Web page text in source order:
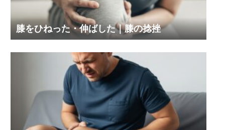
膝をひねった・伸ばした｜膝の捻挫